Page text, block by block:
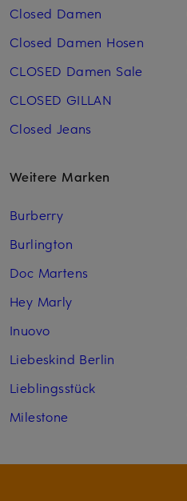
Closed Damen
Closed Damen Hosen
CLOSED Damen Sale
CLOSED GILLAN
Closed Jeans
Weitere Marken
Burberry
Burlington
Doc Martens
Hey Marly
Inuovo
Liebeskind Berlin
Lieblingsstück
Milestone